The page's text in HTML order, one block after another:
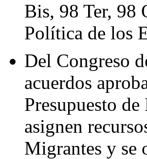
Bis, 98 Ter, 98
Política de los
Del Congreso
acuerdos
Presupuesto
asignen
Migrantes y se